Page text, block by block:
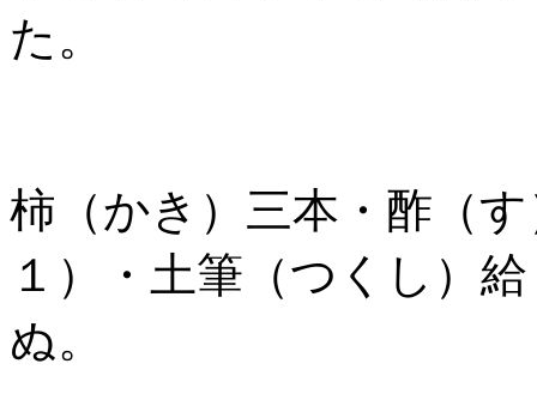
た。
柿（かき）三本・酢（
１）・土筆（つくし）
ぬ。